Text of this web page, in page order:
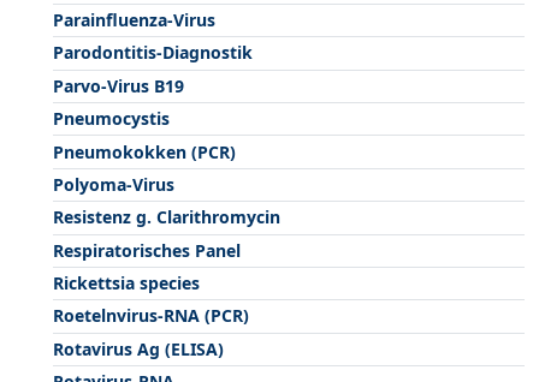
Parainfluenza-Virus
Parodontitis-Diagnostik
Parvo-Virus B19
Pneumocystis
Pneumokokken (PCR)
Polyoma-Virus
Resistenz g. Clarithromycin
Respiratorisches Panel
Rickettsia species
Roetelnvirus-RNA (PCR)
Rotavirus Ag (ELISA)